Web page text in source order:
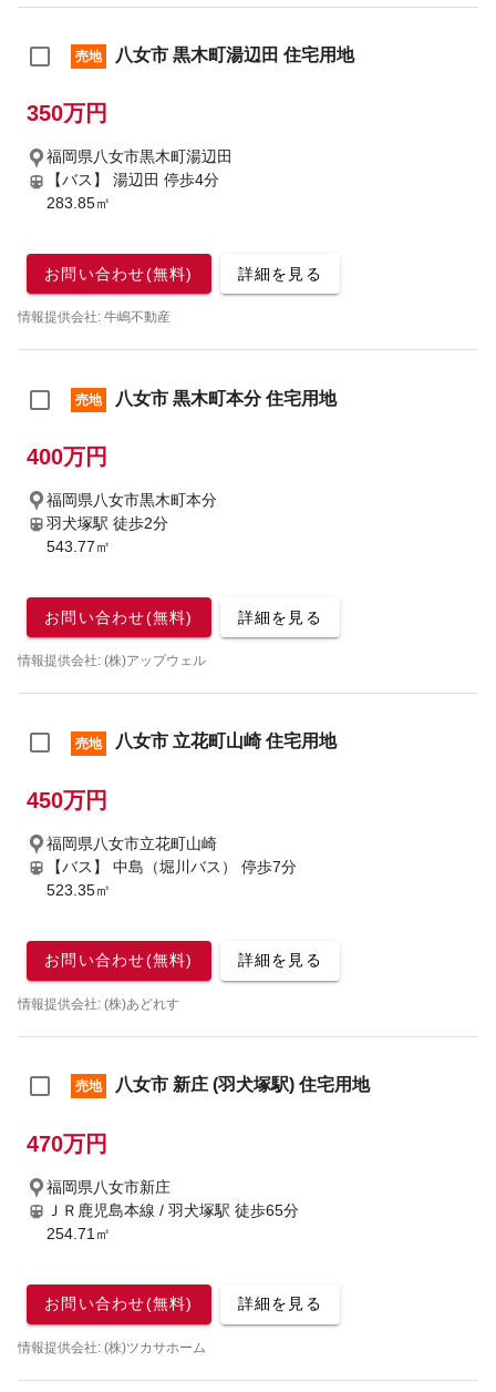
売地 八女市 黒木町湯辺田 住宅用地
350万円
福岡県八女市黒木町湯辺田
【バス】 湯辺田 停歩4分
283.85㎡
お問い合わせ(無料) 詳細を見る
情報提供会社: 牛嶋不動産
売地 八女市 黒木町本分 住宅用地
400万円
福岡県八女市黒木町本分
羽犬塚駅 徒歩2分
543.77㎡
お問い合わせ(無料) 詳細を見る
情報提供会社: (株)アップウェル
売地 八女市 立花町山崎 住宅用地
450万円
福岡県八女市立花町山崎
【バス】 中島（堀川バス） 停歩7分
523.35㎡
お問い合わせ(無料) 詳細を見る
情報提供会社: (株)あどれす
売地 八女市 新庄 (羽犬塚駅) 住宅用地
470万円
福岡県八女市新庄
ＪＲ鹿児島本線 / 羽犬塚駅 徒歩65分
254.71㎡
お問い合わせ(無料) 詳細を見る
情報提供会社: (株)ツカサホーム